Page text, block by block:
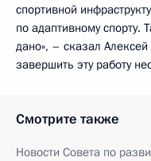
спортивной
по адаптивному спорту.
дано», – сказал
завершить эту работу
Смотрите также
Новости Совета по